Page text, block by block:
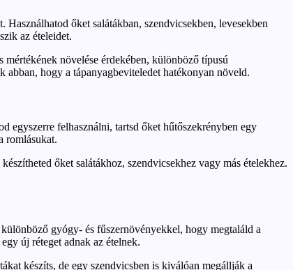
őket salátákban, szendvicsekben, levesekben
az ételeidet.
növelése érdekében, különböző típusú
hogy a tápanyagbeviteledet hatékonyan növeld.
egyszerre felhasználni, tartsd őket hűtőszekrényben egy
romlásukat.
őket salátákhoz, szendvicsekhez vagy más ételekhez.
gyógy- és fűszernövényekkel, hogy megtaláld a
új réteget adnak az ételnek.
készíts, de egy szendvicsben is kiválóan megállják a